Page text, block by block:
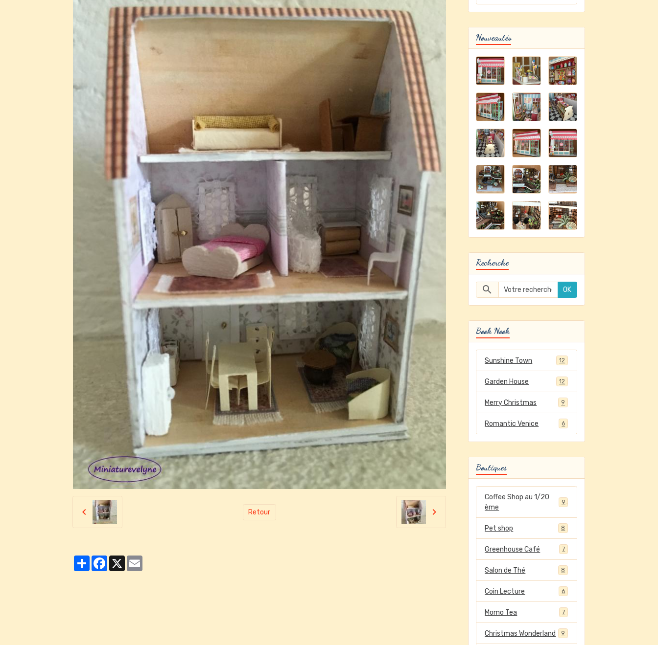
Retour
PartagerFacebook
X
Nouveautés
Recherche
OK
Book Nook
Sunshine Town 12
Garden House 12
Merry Christmas 9
Romantic Venice 6
Boutiques
Coffee Shop au 1/20
ème
Pet shop 8
Greenhouse Café 7
Salon de Thé 8
Coin Lecture 6
Momo Tea 7
Christmas Wonderland 9